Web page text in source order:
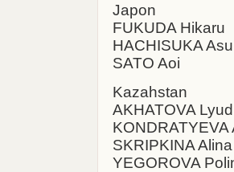
Japon
FUKUDA Hikaru
HACHISUKA
SATO Aoi
Kazahstan
AKHATOVA
SKRIPKINA Alina
YEGOROVA